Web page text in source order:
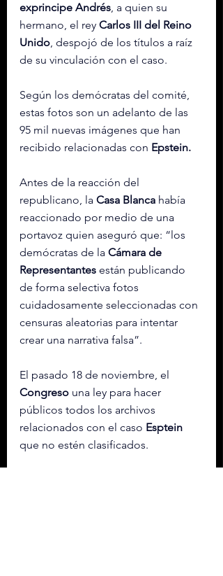
exprincipe Andrés, a quien su
hermano, el rey Carlos III del Reino
Unido, despojó de los títulos a raíz
de su vinculación con el caso.
Según los demócratas del comité,
estas fotos son un adelanto de las
95 mil nuevas imágenes que han
recibido relacionadas con Epstein.
Antes de la reacción del
republicano, la Casa Blanca había
reaccionado por medio de una
portavoz quien aseguró que: “los
demócratas de la Cámara de
Representantes están publicando
de forma selectiva fotos
cuidadosamente seleccionadas con
censuras aleatorias para intentar
crear una narrativa falsa”.
El pasado 18 de noviembre, el
Congreso una ley para hacer
públicos todos los archivos
relacionados con el caso Esptein
que no estén clasificados.